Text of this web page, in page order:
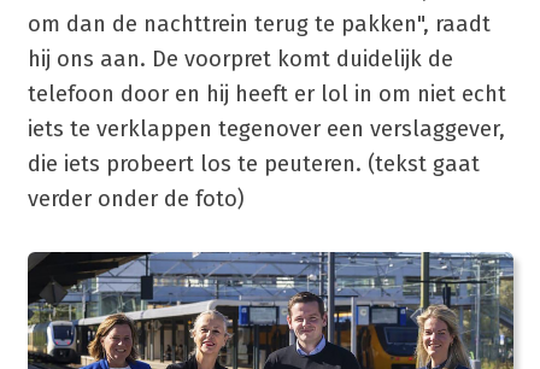
om dan de nachttrein terug te pakken", raadt
hij ons aan. De voorpret komt duidelijk de
telefoon door en hij heeft er lol in om niet echt
iets te verklappen tegenover een verslaggever,
die iets probeert los te peuteren. (tekst gaat
verder onder de foto)